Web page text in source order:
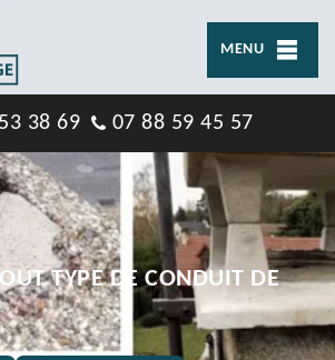
MENU
38 69 07 88 59 45 57
TYPE DE CONDUIT DE